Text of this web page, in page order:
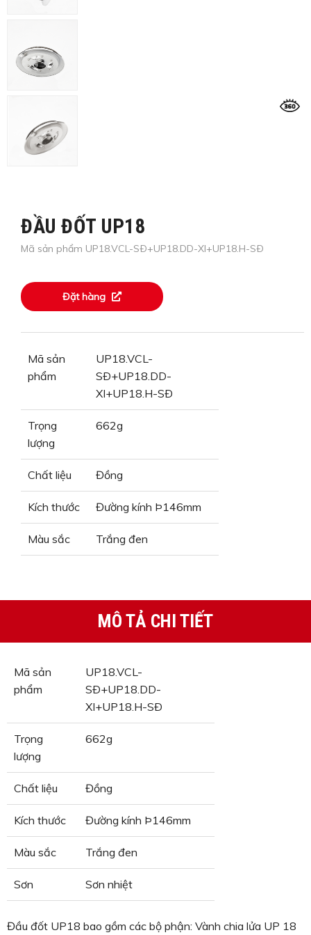
ĐẦU ĐỐT UP18
Mã sản phẩm UP18.VCL-SÐ+UP18.DD-XI+UP18.H-SÐ
Đặt hàng
Mã sản
phẩm
UP18.VCL-
SÐ+UP18.DD-
XI+UP18.H-SÐ
Trọng
lượng
662g
Chất liệu Đồng
Kích thước Đường kính Þ146mm
Màu sắc Trắng đen
MÔ TẢ CHI TIẾT
Mã sản
phẩm
UP18.VCL-
SÐ+UP18.DD-
XI+UP18.H-SÐ
Trọng
lượng
662g
Chất liệu Đồng
Kích thước Đường kính Þ146mm
Màu sắc Trắng đen
Sơn Sơn nhiệt
Đầu đốt UP18 bao gồm các bộ phận: Vành chia lửa UP 18